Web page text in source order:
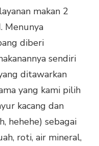
makan 2
Menunya
diberi
sendiri
ditawarkan
yang kami pilih
kacang dan
hehehe) sebagai
roti, air mineral,